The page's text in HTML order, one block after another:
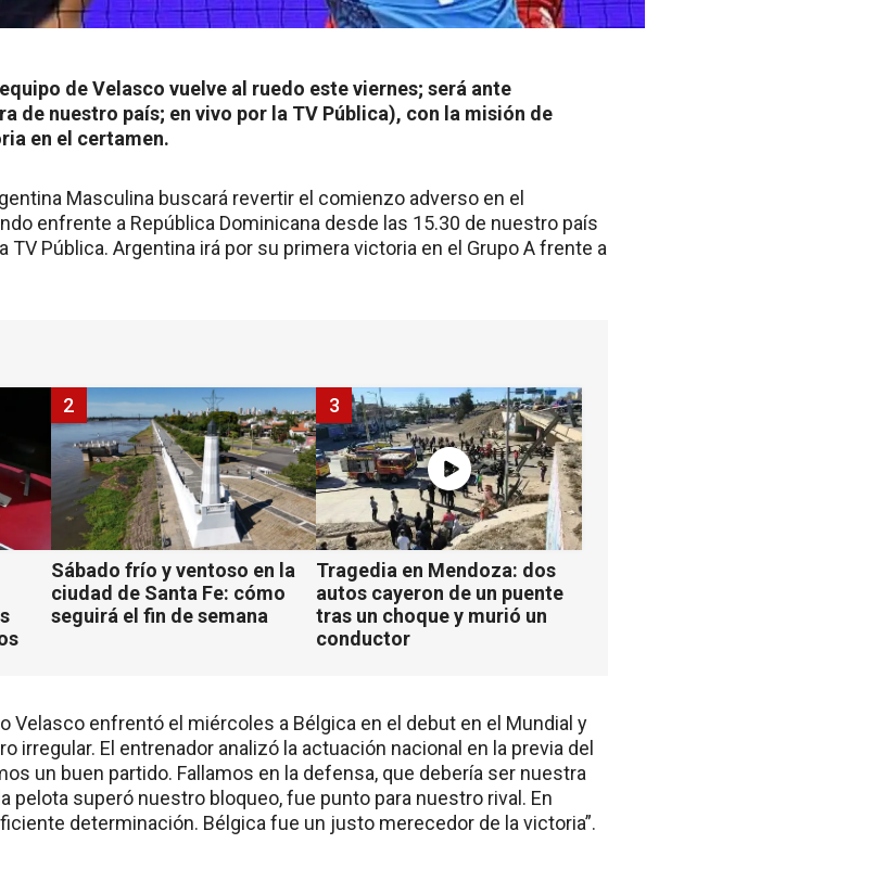
de Velasco vuelve al ruedo este viernes; será ante
de nuestro país; en vivo por la TV Pública), con la misión de
en el certamen.
Masculina buscará revertir el comienzo adverso en el
enfrente a República Dominicana desde las 15.30 de nuestro país
TV Pública. Argentina irá por su primera victoria en el Grupo A frente a
Sábado frío y ventoso en la
ciudad de Santa Fe: cómo
seguirá el fin de semana
2
Tragedia en Mendoza: dos
autos cayeron de un puente
tras un choque y murió un
conductor
3
Velasco enfrentó el miércoles a Bélgica en el debut en el Mundial y
irregular. El entrenador analizó la actuación nacional en la previa del
un buen partido. Fallamos en la defensa, que debería ser nuestra
pelota superó nuestro bloqueo, fue punto para nuestro rival. En
determinación. Bélgica fue un justo merecedor de la victoria”.